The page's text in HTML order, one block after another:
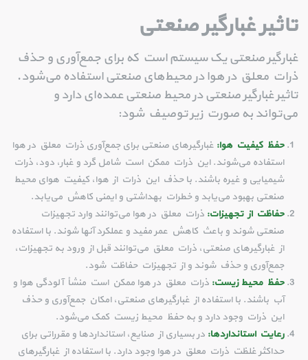
تاثیر غبارگیر صنعتی
غبارگیر صنعتی یک سیستم است که برای جمع‌آوری و حذف
ذرات معلق در هوا در محیط‌های صنعتی استفاده می‌شود.
تاثیر غبارگیر صنعتی در محیط صنعتی عمده‌ای دارد و
می‌تواند به صورت زیر توصیف شود:
حفظ کیفیت هوا: غبارگیرهای صنعتی برای جمع‌آوری ذرات معلق در هوا
استفاده می‌شوند. این ذرات ممکن است شامل گرد و غبار، دود، ذرات
شیمیایی و غیره باشند. با حذف این ذرات از هوا، کیفیت هوای محیط
صنعتی بهبود می‌یابد و خطرات بهداشتی و ایمنی کاهش می‌یابد.
حفاظت از تجهیزات: ذرات معلق در هوا می‌توانند وارد تجهیزات
صنعتی شوند و باعث کاهش عمر مفید و عملکرد آنها شوند. با استفاده
از غبارگیرهای صنعتی، ذرات معلق می‌توانند قبل از ورود به تجهیزات،
جمع‌آوری و حذف شوند و از تجهیزات حفاظت شود.
حفظ محیط زیست: ذرات معلق در هوا ممکن است منشأ آلودگی هوا و
آب باشند. با استفاده از غبارگیرهای صنعتی، امکان جمع‌آوری و حذف
این ذرات وجود دارد و به حفظ محیط زیست کمک می‌شود.
رعایت استانداردها: در بسیاری از صنایع، استانداردها و مقرراتی برای
حداکثر غلظت ذرات معلق در هوا وجود دارد. با استفاده از غبارگیرهای